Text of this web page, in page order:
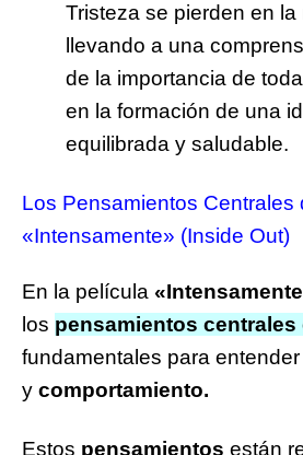
Tristeza se pierden en la
llevando a una
de la importancia de
en la formación de una
equilibrada y saludable.
Los Pensamientos Centrales
«Intensamente» (Inside Out)
En la película
los pensamientos centrales
fundamentales para entender
y comportamiento.
Estos pensamientos están